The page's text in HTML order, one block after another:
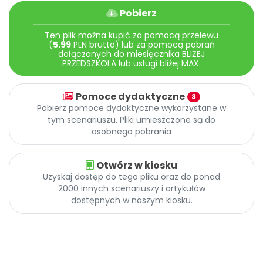
Pomoc
Pobierz
Ten plik można kupić za pomocą przelewu
(5.99PLN brutto) lub za pomocą pobrań
dołączanych do miesięcznika BLIŻEJ
PRZEDSZKOLA lub usługi bliżej MAX.
Pomoce dydaktyczne 3
Pobierz pomoce dydaktyczne wykorzystane w
tym scenariuszu. Pliki umieszczone są do
osobnego pobrania
Otwórz w kiosku
Uzyskaj dostęp do tego pliku oraz do ponad
2000 innych scenariuszy i artykułów
dostępnych w naszym kiosku.